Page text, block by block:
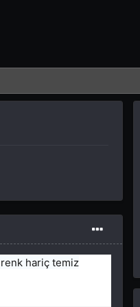
hariç temiz